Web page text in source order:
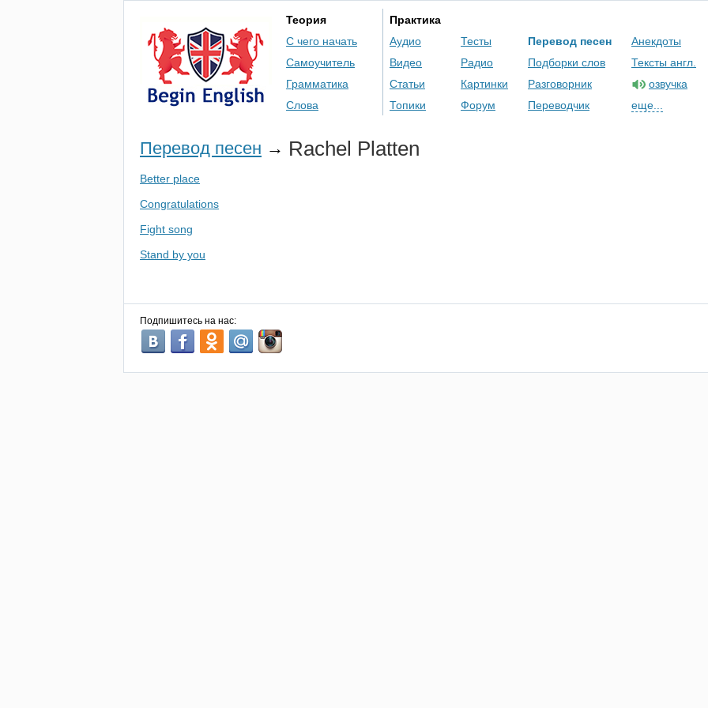
Теория
С чего начать
Самоучитель
Грамматика
Слова
Практика
Аудио
Видео
Статьи
Топики
Тесты
Радио
Картинки
Форум
Перевод песен
Подборки слов
Разговорник
Переводчик
Анекдоты
Тексты англ.
озвучка
еще...
Перевод песен → Rachel Platten
Better place
Congratulations
Fight song
Stand by you
Подпишитесь на нас: